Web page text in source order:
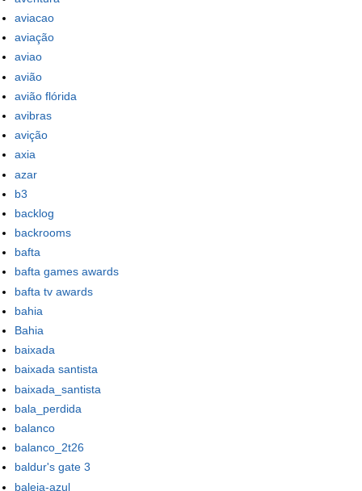
aviacao
aviação
aviao
avião
avião flórida
avibras
avição
axia
azar
b3
backlog
backrooms
bafta
bafta games awards
bafta tv awards
bahia
Bahia
baixada
baixada santista
baixada_santista
bala_perdida
balanco
balanco_2t26
baldur's gate 3
baleia-azul